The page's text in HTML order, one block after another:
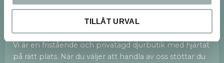
TILLÅT URVAL
Vi finns både på webben och med en 250kvm
stor fysisk butik i Tumba och nu även en ny butik i
Huddinge Centrum.
Vi är en fristående och privatägd djurbutik med hjärtat
på rätt plats. När du väljer att handla av oss stöttar du